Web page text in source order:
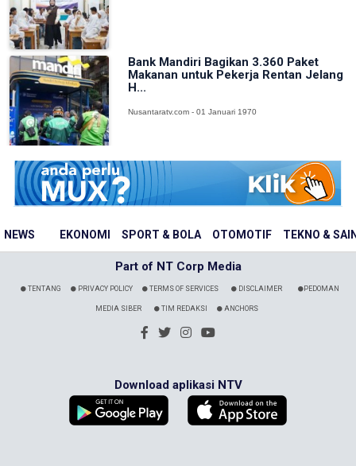
NEWS EKONOMI SPORT & BOLA OTOMOTIF TEKNO &
Bank Mandiri Bagikan 3.360 Paket
Makanan untuk Pekerja Rentan Jelang
H...
Nusantaratv.com - 01 Januari 1970
Part of NT Corp Media
TENTANG PRIVACY POLICY TERMS OF SERVICES DISCLAIMER PEDOMAN
MEDIA SIBER TIM REDAKSI ANCHORS
Download aplikasi NTV